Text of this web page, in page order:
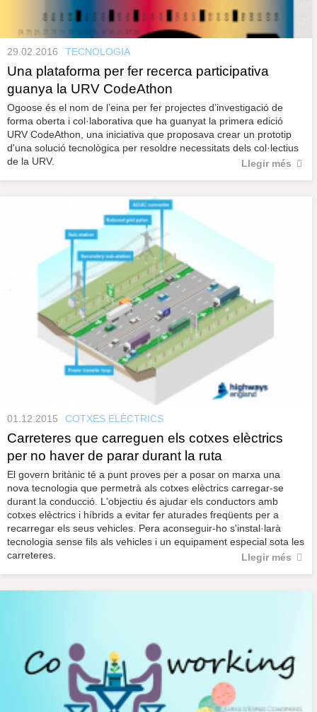
29.02.2016 TECNOLOGIA
Una plataforma per fer recerca participativa
guanya la URV CodeAthon
Ogoose és el nom de l’eina per fer projectes d’investigació de
forma oberta i col·laborativa que ha guanyat la primera edició
URV CodeAthon, una iniciativa que proposava crear un prototip
d'una solució tecnològica per resoldre necessitats dels col·lectius
de la URV.
Llegir més
01.12.2015 COTXES ELÈCTRICS
Carreteres que carreguen els cotxes elèctrics
per no haver de parar durant la ruta
El govern britànic té a punt proves per a posar on marxa una
nova tecnologia que permetrà als cotxes elèctrics carregar-se
durant la conducció. L'objectiu és ajudar els conductors amb
cotxes elèctrics i híbrids a evitar fer aturades freqüents per a
recarregar els seus vehicles. Pera aconseguir-ho s'instal·larà
tecnologia sense fils als vehicles i un equipament especial sota les
carreteres.
Llegir més